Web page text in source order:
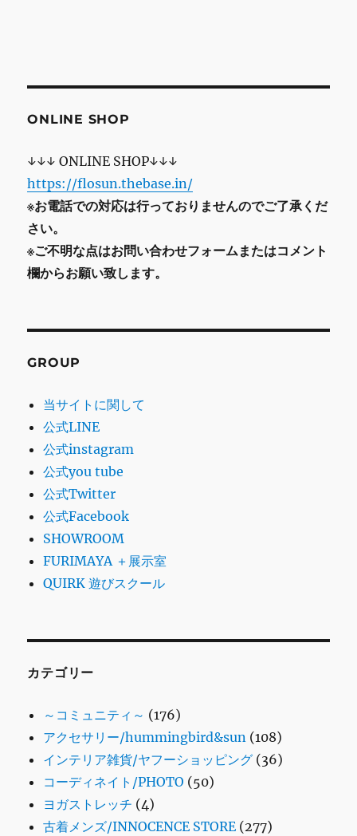
ONLINE SHOP
↓↓↓ ONLINE SHOP↓↓↓
https://flosun.thebase.in/
※お電話での対応は行っておりませんのでご了承くだ
さい。
※ご不明な点はお問い合わせフォームまたはコメント
欄からお願い致します。
GROUP
当サイトに関して
公式LINE
公式instagram
公式you tube
公式Twitter
公式Facebook
SHOWROOM
FURIMAYA ＋展示室
QUIRK 遊びスクール
カテゴリー
～コミュニティ～ (176)
アクセサリー/hummingbird&sun (108)
インテリア雑貨/ヤフーショッピング (36)
コーディネイト/PHOTO (50)
ヨガストレッチ (4)
古着メンズ/INNOCENCE STORE (277)